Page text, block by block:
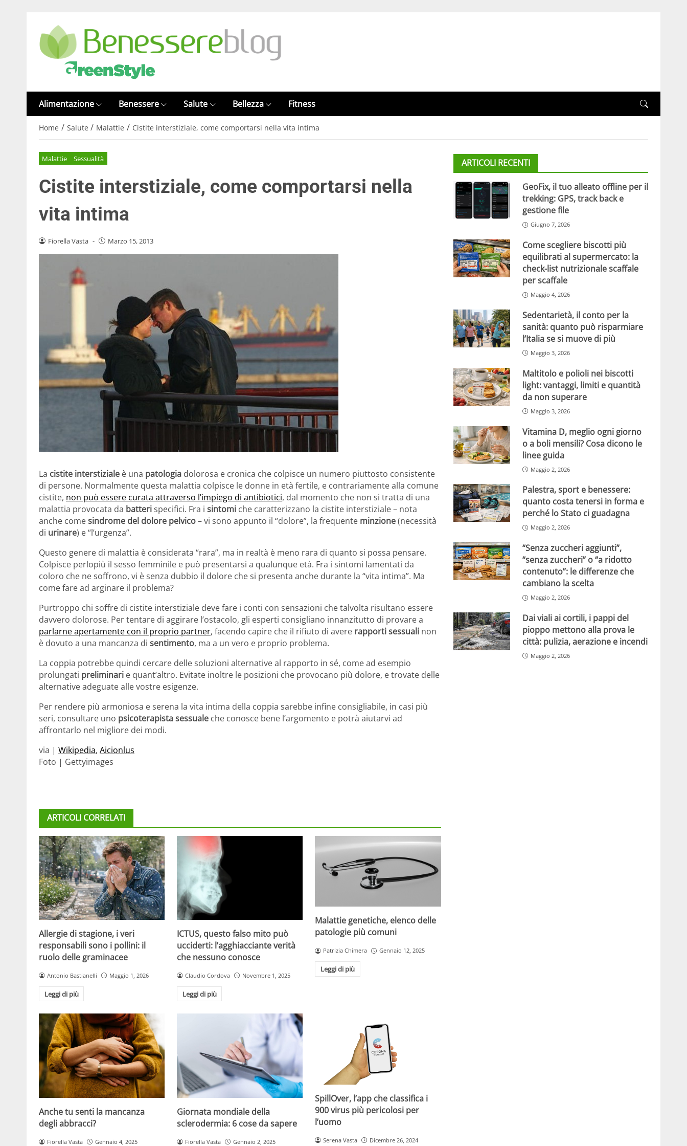
Alimentazione Benessere Salute Bellezza Fitness
Home / Salute / Malattie / Cistite interstiziale, come comportarsi nella vita intima
Malattie Sessualità
Cistite interstiziale, come comportarsi nella
vita intima
Fiorella Vasta - Marzo 15, 2013
La cistite interstiziale è una patologia dolorosa e cronica che colpisce un numero piuttosto consistente
di persone. Normalmente questa malattia colpisce le donne in età fertile, e contrariamente alla comune
cistite, non può essere curata attraverso l’impiego di antibiotici, dal momento che non si tratta di una
malattia provocata da batterispecifici. Fra i sintomi che caratterizzano la cistite interstiziale – nota
anche comesindrome del dolore pelvico– vi sono appunto il “dolore”, la frequente minzione(necessità
di urinare) e “l’urgenza”.
Questo genere di malattia è considerata “rara”, ma in realtà è meno rara di quanto si possa pensare.
Colpisce perlopiù il sesso femminile e può presentarsi a qualunque età. Fra i sintomi lamentati da
coloro che ne soffrono, vi è senza dubbio il dolore che si presenta anche durante la “vita intima”. Ma
come fare ad arginare il problema?
Purtroppo chi soffre di cistite interstiziale deve fare i conti con sensazioni che talvolta risultano essere
davvero dolorose. Per tentare di aggirare l’ostacolo, gli esperti consigliano innanzitutto di provare a
parlarne apertamente con il proprio partner, facendo capire che il rifiuto di avere rapporti sessuali non
è dovuto a una mancanza di sentimento, ma a un vero e proprio problema.
La coppia potrebbe quindi cercare delle soluzioni alternative al rapporto in sé, come ad esempio
prolungati preliminari e quant’altro. Evitate inoltre le posizioni che provocano più dolore, e trovate delle
alternative adeguate alle vostre esigenze.
Per rendere più armoniosa e serena la vita intima della coppia sarebbe infine consigliabile, in casi più
seri, consultare uno psicoterapista sessuale che conosce bene l’argomento e potrà aiutarvi ad
affrontarlo nel migliore dei modi.
via | Wikipedia, Aicionlus
Foto | Gettyimages
ARTICOLI CORRELATI
Allergie di stagione, i veri
responsabili sono i pollini: il
ruolo delle graminacee
Antonio Bastianelli Maggio 1, 2026
Leggi di più
ICTUS, questo falso mito può
ucciderti: l’agghiacciante verità
che nessuno conosce
Claudio Cordova Novembre 1, 2025
Leggi di più
Malattie genetiche, elenco delle
patologie più comuni
Patrizia Chimera Gennaio 12, 2025
Leggi di più
Anche tu senti la mancanza
degli abbracci?
Fiorella Vasta Gennaio 4, 2025
Giornata mondiale della
sclerodermia: 6 cose da sapere
Fiorella Vasta Gennaio 2, 2025
SpillOver, l’app che classifica i
900 virus più pericolosi per
l’uomo
Serena Vasta Dicembre 26, 2024
ARTICOLI RECENTI
GeoFix, il tuo alleato offline per il
trekking: GPS, track back e
gestione file
Giugno 7, 2026
Come scegliere biscotti più
equilibrati al supermercato: la
check-list nutrizionale scaffale
per scaffale
Maggio 4, 2026
Sedentarietà, il conto per la
sanità: quanto può risparmiare
l’Italia se si muove di più
Maggio 3, 2026
Maltitolo e polioli nei biscotti
light: vantaggi, limiti e quantità
da non superare
Maggio 3, 2026
Vitamina D, meglio ogni giorno
o a boli mensili? Cosa dicono le
linee guida
Maggio 2, 2026
Palestra, sport e benessere:
quanto costa tenersi in forma e
perché lo Stato ci guadagna
Maggio 2, 2026
“Senza zuccheri aggiunti”,
“senza zuccheri” o “a ridotto
contenuto”: le differenze che
cambiano la scelta
Maggio 2, 2026
Dai viali ai cortili, i pappi del
pioppo mettono alla prova le
città: pulizia, aerazione e incendi
Maggio 2, 2026